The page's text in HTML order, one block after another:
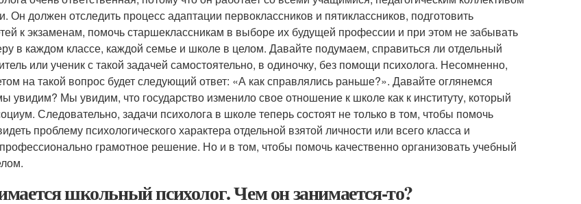
Он должен отследить процесс адаптации первоклассников и пятиклассников, подготовить
к экзаменам, помочь старшеклассникам в выборе их будущей профессии и при этом не забывать
в каждом классе, каждой семье и школе в целом. Давайте подумаем, справиться ли отдельный
или ученик с такой задачей самостоятельно, в одиночку, без помощи психолога. Несомненно,
на такой вопрос будет следующий ответ: «А как справлялись раньше?». Давайте оглянемся
увидим? Мы увидим, что государство изменило свое отношение к школе как к институту, который
Следовательно, задачи психолога в школе теперь состоят не только в том, чтобы помочь
проблему психологического характера отдельной взятой личности или всего класса и
грамотное решение. Но и в том, чтобы помочь качественно организовать учебный
школьный психолог. Чем он занимается-то?